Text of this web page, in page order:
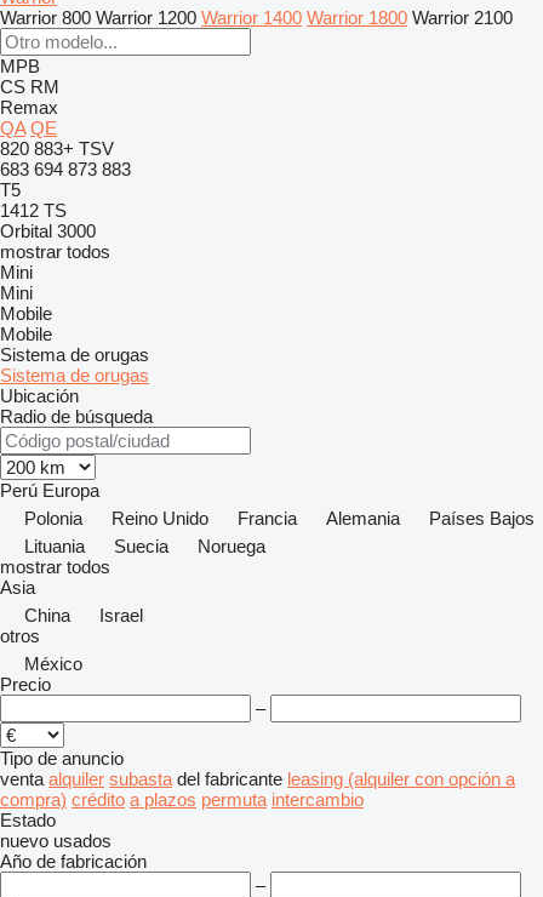
Warrior 800 Warrior 1200 Warrior 1400 Warrior 1800 Warrior 2100
MPB
CS RM
Remax
QA QE
820 883+ TSV
683 694 873 883
T5
1412 TS
Orbital 3000
mostrar todos
Mini
Mini
Mobile
Mobile
Sistema de orugas
Sistema de orugas
Ubicación
Radio de búsqueda
Perú Europa
Polonia
Reino Unido Francia Alemania
Países Bajos
Lituania
Suecia
Noruega
mostrar todos
Asia
China
Israel
otros
México
Precio
–
Tipo de anuncio
venta alquiler subasta del fabricante leasing (alquiler con opción a
compra) crédito a plazos permuta intercambio
Estado
nuevo usados
Año de fabricación
–